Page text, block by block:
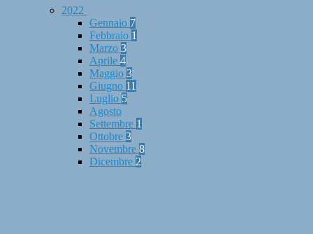
2022
Gennaio 7
Febbraio 1
Marzo 3
Aprile 4
Maggio 3
Giugno 11
Luglio 5
Agosto
Settembre 1
Ottobre 3
Novembre 8
Dicembre 2